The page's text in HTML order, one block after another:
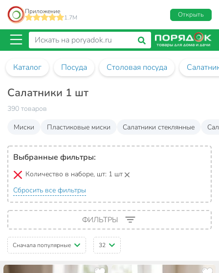
Приложение
1.7M
Открыть
Каталог Посуда Столовая посуда
Салатники 1 шт
390 товаров
Миски
Пластиковые миски Салатники стеклянные
Выбранные фильтры:
Количество в наборе, шт: 1 шт
Сбросить все фильтры
ФИЛЬТРЫ
Сначала популярные 32